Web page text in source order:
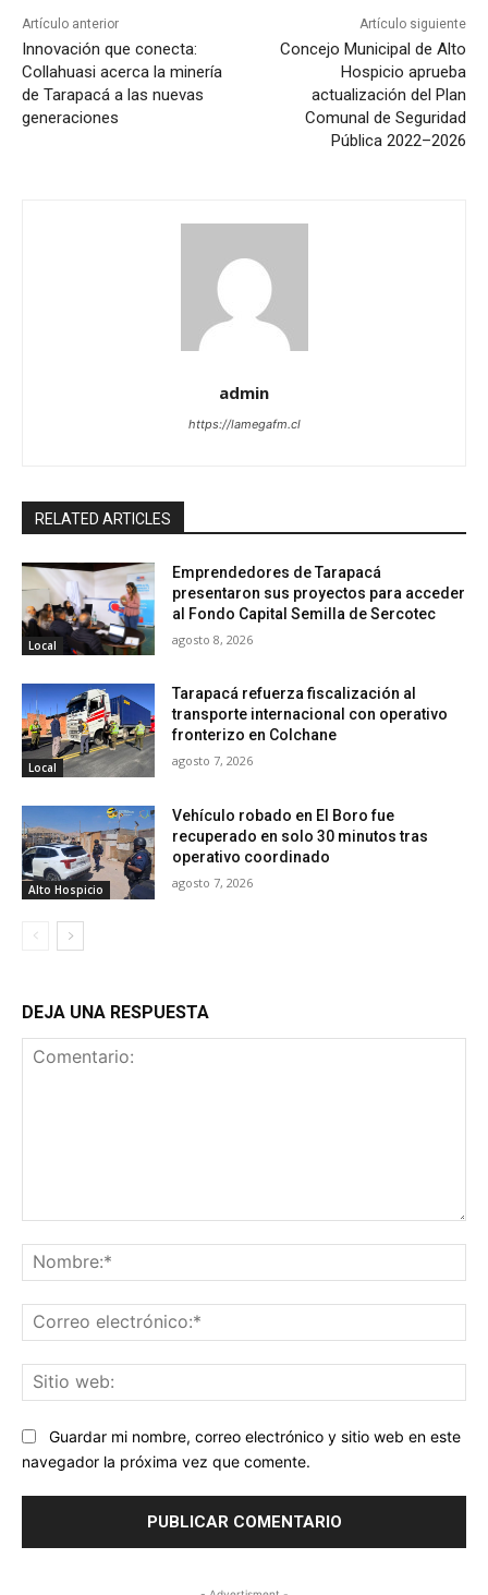
Artículo anterior
Innovación que conecta:
Collahuasi acerca la minería
de Tarapacá a las nuevas
generaciones
Artículo siguiente
Concejo Municipal de Alto
Hospicio aprueba
actualización del Plan
Comunal de Seguridad
Pública 2022–2026
admin
https://lamegafm.cl
RELATED ARTICLES
Local
Emprendedores de Tarapacá
presentaron sus proyectos para acceder
al Fondo Capital Semilla de Sercotec
agosto 8, 2026
Local
Tarapacá refuerza fiscalización al
transporte internacional con operativo
fronterizo en Colchane
agosto 7, 2026
Alto Hospicio
Vehículo robado en El Boro fue
recuperado en solo 30 minutos tras
operativo coordinado
agosto 7, 2026
DEJA UNA RESPUESTA
Guardar mi nombre, correo electrónico y sitio web en este
navegador la próxima vez que comente.